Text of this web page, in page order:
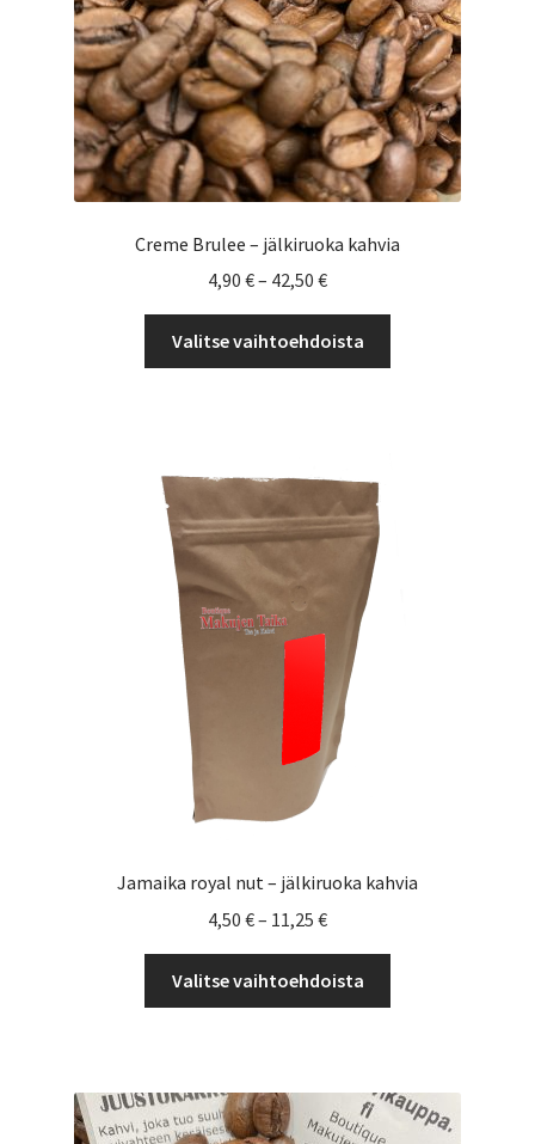
Creme Brulee – jälkiruoka kahvia
4,90 €– 42,50 €Hintaluokka:
4,90 €
-
42,50 €
Valitse vaihtoehdoista
Jamaika royal nut – jälkiruoka kahvia
4,50 €– 11,25 €Hintaluokka:
4,50 €
-
11,25 €
Valitse vaihtoehdoista
muunnelma.
Voit